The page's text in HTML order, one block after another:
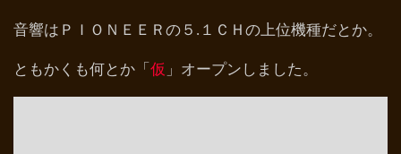
音響はＰＩＯＮＥＥＲの５.１ＣＨの上位機種だとか。
ともかくも何とか「 仮 」オープンしました。